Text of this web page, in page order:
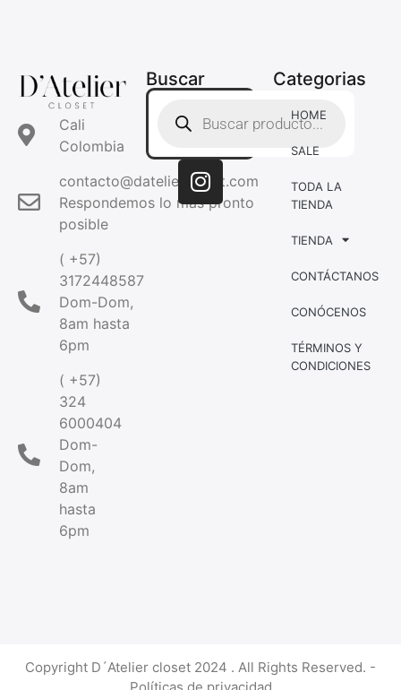
Cali
Colombia
contacto@dateliercloset.com
Respondemos lo mas pronto
posible
( +57)
3172448587
Dom-Dom,
8am hasta
6pm
( +57)
324
6000404
Dom-
Dom,
8am
hasta
6pm
Buscar Categorias
HOME
SALE
TODA LA
TIENDA
TIENDA
CONTÁCTANOS
CONÓCENOS
TÉRMINOS Y
CONDICIONES
Copyright D´Atelier closet 2024 . All Rights Reserved. -
Políticas de privacidad